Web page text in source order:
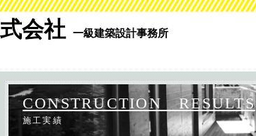
会社 一級建築設計事務所
施工実績
CONSTRUCTION RESULTS